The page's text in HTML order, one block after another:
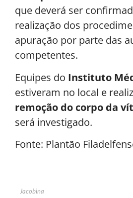
que deverá ser
realização dos
apuração por parte das
competentes.
Equipes do Instituto
estiveram no local e
remoção do corpo da
será investigado.
Fonte: Plantão
Jacobina